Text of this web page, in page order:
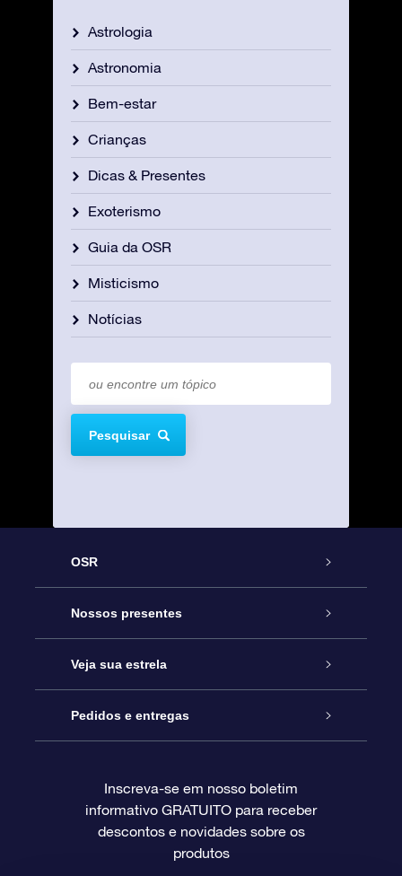
Astrologia
Astronomia
Bem-estar
Crianças
Dicas & Presentes
Exoterismo
Guia da OSR
Misticismo
Notícias
Pesquisar
OSR
Serviço
Entre em contato conosco
Blog
Avaliações
Nossos presentes
Presente estrelar on-line
Pacote de presente da OSR
O cartão de presente da OSR
Presentes corporativos
Veja sua estrela
Star Register
Página estelar personalizada
Um Milhão de Estrelas
Pedidos e entregas
Informações de pagamento
Inscreva-se em nosso boletim
informativo GRATUITO para receber
descontos e novidades sobre os
produtos